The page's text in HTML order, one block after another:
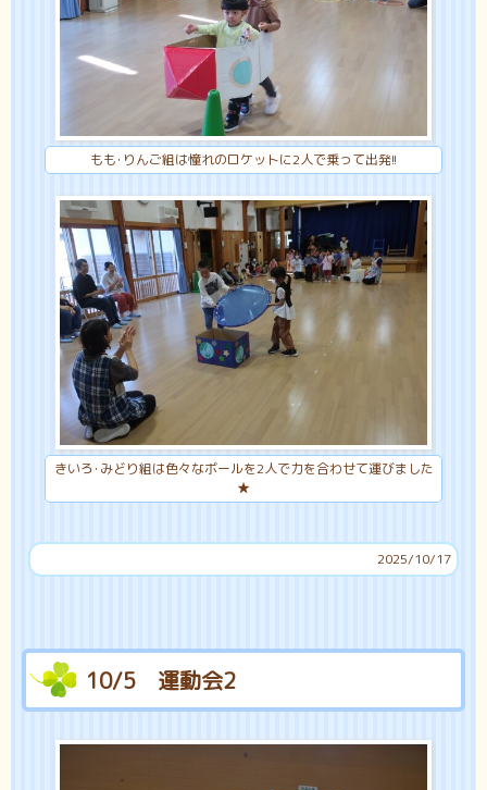
もも･りんご組は憧れのロケットに2人で乗って出発!!
きいろ･みどり組は色々なボールを2人で力を合わせて運びました
★
2025/10/17
10/5 運動会2